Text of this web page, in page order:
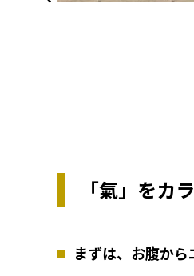
「氣」をカ
まずは、お腹か